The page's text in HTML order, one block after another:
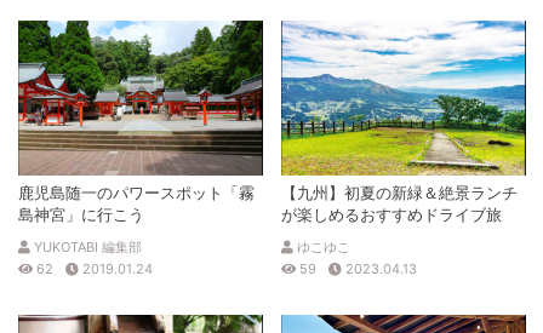
※ 料金情報は税込・税抜表記が混ざっております。正しい金額はご利用前にご
自身でお問合せください。
鹿児島随一のパワースポット「霧
島神宮」に行こう
YUKOTABI 編集部
62
2019.01.24
【九州】初夏の新緑＆絶景ランチ
が楽しめるおすすめドライブ旅
ゆこゆこ
59
2023.04.13